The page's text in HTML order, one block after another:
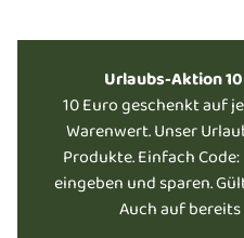
Urlaubs-Aktion
10 Euro geschenkt auf
Warenwert. Unser
Produkte. Einfach
eingeben und sparen.
Auch auf